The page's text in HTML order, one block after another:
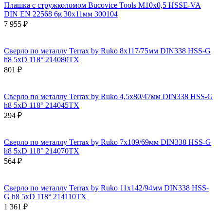
Плашка с стружколомом Bucovice Tools М10х0,5 HSSE-VA
DIN EN 22568 6g 30х11мм 300104
7 955 ₽
Сверло по металлу Terrax by Ruko 8x117/75мм DIN338 HSS-G
h8 5xD 118° 214080TX
801 ₽
Сверло по металлу Terrax by Ruko 4,5x80/47мм DIN338 HSS-G
h8 5xD 118° 214045TX
294 ₽
Сверло по металлу Terrax by Ruko 7x109/69мм DIN338 HSS-G
h8 5xD 118° 214070TX
564 ₽
Сверло по металлу Terrax by Ruko 11x142/94мм DIN338 HSS-
G h8 5xD 118° 214110TX
1 361 ₽